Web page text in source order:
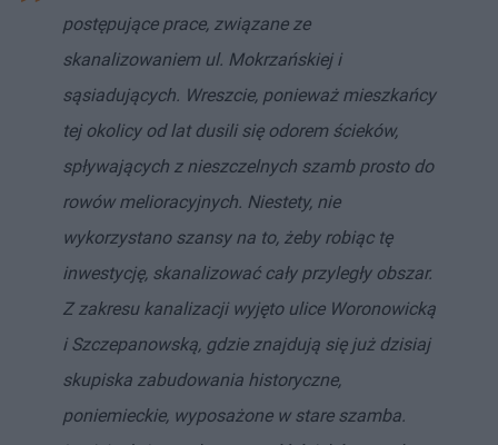
postępujące prace, związane ze
skanalizowaniem ul. Mokrzańskiej i
sąsiadujących. Wreszcie, ponieważ mieszkańcy
tej okolicy od lat dusili się odorem ścieków,
spływających z nieszczelnych szamb prosto do
rowów melioracyjnych. Niestety, nie
wykorzystano szansy na to, żeby robiąc tę
inwestycję, skanalizować cały przyległy obszar.
Z zakresu kanalizacji wyjęto ulice Woronowicką
i Szczepanowską, gdzie znajdują się już dzisiaj
skupiska zabudowania historyczne,
poniemieckie, wyposażone w stare szamba.